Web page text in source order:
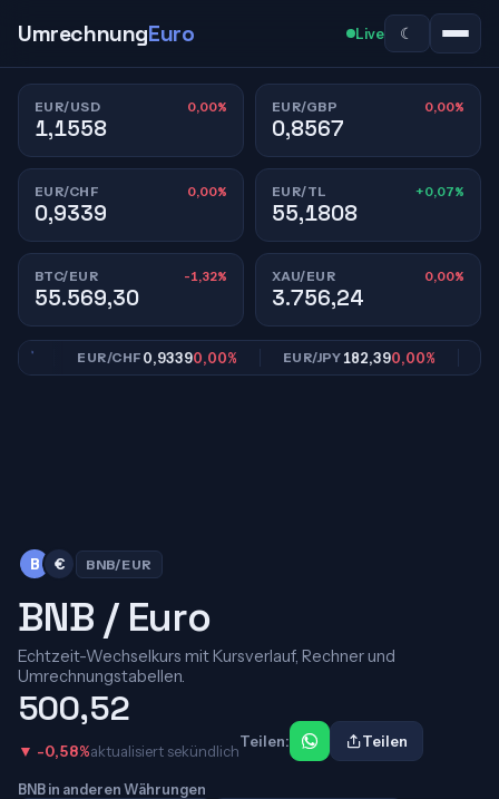
UmrechnungEuro Live ☾
EUR/USD 0,00%
1,1558
EUR/GBP 0,00%
0,8567
EUR/CHF 0,00%
0,9339
EUR/TL +0,07%
55,1808
BTC/EUR -1,32%
55.569,30
XAU/EUR 0,00%
3.756,24
EUR/CHF0,93390,00% EUR/JPY182,390,00%
B € BNB/EUR
BNB / Euro
Echtzeit-Wechselkurs mit Kursverlauf, Rechner und
Umrechnungstabellen.
500,52
▼ -0,58%aktualisiert sekündlich
Teilen: Teilen
BNB in anderen Währungen